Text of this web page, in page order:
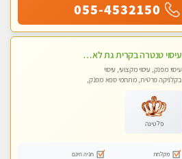
055-4532150
עיסוי טנטרה בקרית גת לא מה שחשבת הרבה יותר ממה שדמיינת פרטי!!! Highly recommended
עיסוי מפנק, עיסוי מקצועי, עיסוי
בקלניקה פרטית, מתחמי ספא מפנק,
פלטינה
מקלחת
חניה חינם